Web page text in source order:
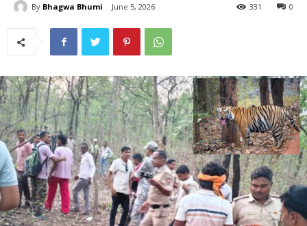
By Bhagwa Bhumi June 5, 2026 0
331